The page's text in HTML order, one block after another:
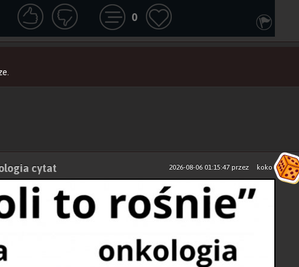
0
2026-08-06 01:15:47przez koko
cytat